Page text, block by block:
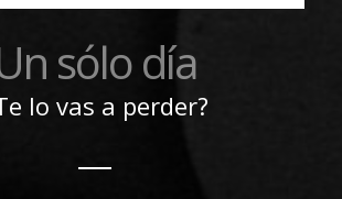
sólo día
lo vas a perder?